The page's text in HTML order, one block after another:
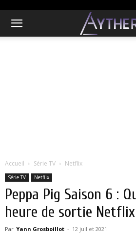
Accueil Série TV Netflix
Série TV Netflix
Peppa Pig Saison 6 :
heure de sortie
Par Yann Grosboillot - 12 juillet 2021